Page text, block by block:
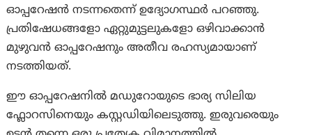
ഓപ്പറേഷൻ നടന്നതെന്ന് ഉദ്യോഗസ്ഥർ പറഞ്ഞു.
പ്രതിഷേധങ്ങളോ ഏറ്റുമുട്ടലുകളോ ഒഴിവാക്കാൻ
മുഴുവൻ ഓപ്പറേഷനും അതീവ രഹസ്യമായാണ്
നടത്തിയത്.
ഈ ഓപ്പറേഷനിൽ മഡുറോയുടെ ഭാര്യ സിലിയ
ഫ്ലോറസിനെയും കസ്റ്റഡിയിലെടുത്തു. ഇരുവരെയും